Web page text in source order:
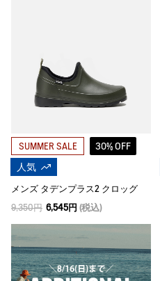
SUMMER SALE
30% OFF
人気
メンズ タデンプラス2 クロッグ
9,350円 6,545円 (税込)